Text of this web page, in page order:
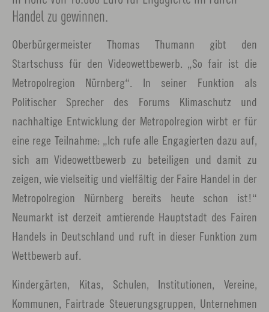
Handel zu gewinnen.
Oberbürgermeister Thomas Thumann gibt den
Startschuss für den Videowettbewerb. „So fair ist die
Metropolregion Nürnberg“. In seiner Funktion als
Politischer Sprecher des Forums Klimaschutz und
nachhaltige Entwicklung der Metropolregion wirbt er für
eine rege Teilnahme: „Ich rufe alle Engagierten dazu auf,
sich am Videowettbewerb zu beteiligen und damit zu
zeigen, wie vielseitig und vielfältig der Faire Handel in der
Metropolregion Nürnberg bereits heute schon ist!“
Neumarkt ist derzeit amtierende Hauptstadt des Fairen
Handels in Deutschland und ruft in dieser Funktion zum
Wettbewerb auf.
Kindergärten, Kitas, Schulen, Institutionen, Vereine,
Kommunen, Fairtrade Steuerungsgruppen, Unternehmen